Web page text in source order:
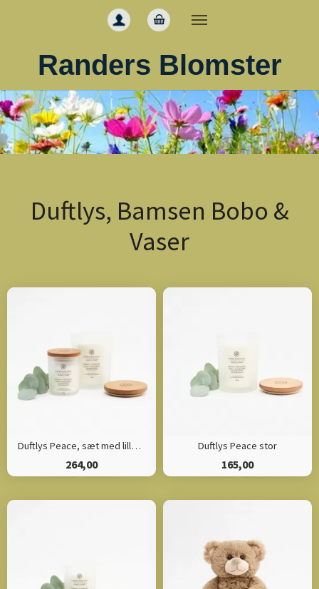
Randers Blomster
Duftlys, Bamsen Bobo &
Vaser
Duftlys Peace, sæt med lille og stor
264,00
Duftlys Peace stor
165,00